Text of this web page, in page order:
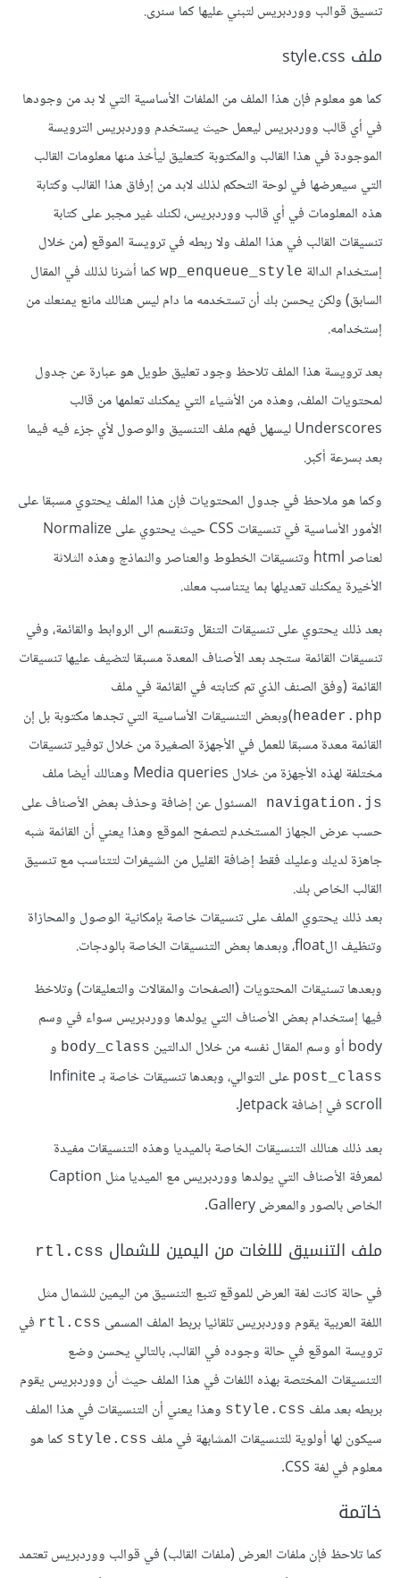
تنسيق قوالب ووردبريس لتبني عليها كما سنرى.
ملف style.css
كما هو معلوم فإن هذا الملف من الملفات الأساسية التي لا بد من وجودها
في أي قالب ووردبريس ليعمل حيث يستخدم ووردبريس الترويسة
الموجودة في هذا القالب والمكتوبة كتعليق ليأخذ منها معلومات القالب
التي سيعرضها في لوحة التحكم لذلك لابد من إرفاق هذا القالب وكتابة
هذه المعلومات في أي قالب ووردبريس، لكنك غير مجبر على كتابة
تنسيقات القالب في هذا الملف ولا ربطه في ترويسة الموقع (من خلال
إستخدام الدالة wp_enqueue_style كما أشرنا لذلك في المقال
السابق) ولكن يحسن بك أن تستخدمه ما دام ليس هنالك مانع يمنعك من
إستخدامه.
بعد ترويسة هذا الملف تلاحظ وجود تعليق طويل هو عبارة عن جدول
لمحتويات الملف، وهذه من الأشياء التي يمكنك تعلمها من قالب
Underscores ليسهل فهم ملف التنسيق والوصول لأي جزء فيه فيما
بعد بسرعة أكبر.
وكما هو ملاحظ في جدول المحتويات فإن هذا الملف يحتوي مسبقا على
الأمور الأساسية في تنسيقات CSS حيث يحتوي على Normalize
لعناصر html وتنسيقات الخطوط والعناصر والنماذج وهذه الثلاثة
الأخيرة يمكنك تعديلها بما يتناسب معك.
بعد ذلك يحتوي على تنسيقات التنقل وتنقسم الى الروابط والقائمة، وفي
تنسيقات القائمة ستجد بعد الأصناف المعدة مسبقا لتضيف عليها تنسيقات
القائمة (وفق الصنف الذي تم كتابته في القائمة في ملف
header.php)وبعض التنسيقات الأساسية التي تجدها مكتوبة بل إن
القائمة معدة مسبقا للعمل في الأجهزة الصغيرة من خلال توفير تنسيقات
مختلفة لهذه الأجهزة من خلال Media queries وهنالك أيضا ملف
navigation.js
المسئول عن إضافة وحذف بعض الأصناف على
حسب عرض الجهاز المستخدم لتصفح الموقع وهذا يعني أن القائمة شبه
جاهزة لديك وعليك فقط إضافة القليل من الشيفرات لتتناسب مع تنسيق
القالب الخاص بك.
بعد ذلك يحتوي الملف على تنسيقات خاصة بإمكانية الوصول والمحازاة
وتنظيف الfloat، وبعدها بعض التنسيقات الخاصة بالودجات.
وبعدها تسنيقات المحتويات (الصفحات والمقالات والتعليقات) وتلاخظ
فيها إستخدام بعض الأصناف التي يولدها ووردبريس سواء في وسم
body أو وسم المقال نفسه من خلال الدالتين
body_class و
post_class
على التوالي، وبعدها تنسيقات خاصة بـ Infinite
scroll في إضافة Jetpack.
بعد ذلك هنالك التنسيقات الخاصة بالميديا وهذه التنسيقات مفيدة
لمعرفة الأصناف التي يولدها ووردبريس مع الميديا مثل Caption
الخاص بالصور والمعرض Gallery.
ملف التنسيق لللغات من اليمين للشمال rtl.css
في حالة كانت لغة العرض للموقع تتبع التنسيق من اليمين للشمال مثل
اللغة العربية يقوم ووردبريس تلقائيا بربط الملف المسمى rtl.css في
ترويسة الموقع في حالة وجوده في القالب، بالتالي يحسن وضع
التنسيقات المختصة بهذه اللغات في هذا الملف حيث أن ووردبريس يقوم
بربطه بعد ملف style.css وهذا يعني أن التنسيقات في هذا الملف
سيكون لها أولوية للتنسيقات المشابهة في ملف style.css كما هو
معلوم في لغة CSS.
خاتمة
كما تلاحظ فإن ملفات العرض (ملفات القالب) في قوالب ووردبريس تعتمد